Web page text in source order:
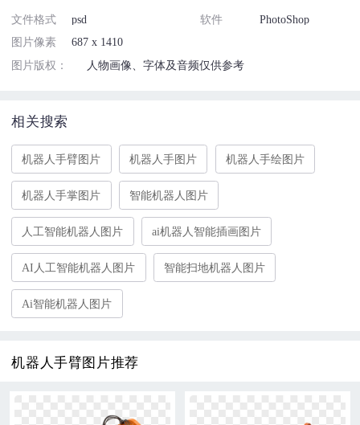
文件格式 psd 软件
PhotoShop
图片像素
687 x 1410
图片版权：
人物画像、字体及音频仅供参考
相关搜索
机器人手臂图片 机器人手图片 机器人手绘图片
机器人手掌图片 智能机器人图片
人工智能机器人图片 ai机器人智能插画图片
AI人工智能机器人图片 智能扫地机器人图片
Ai智能机器人图片
机器人手臂图片推荐